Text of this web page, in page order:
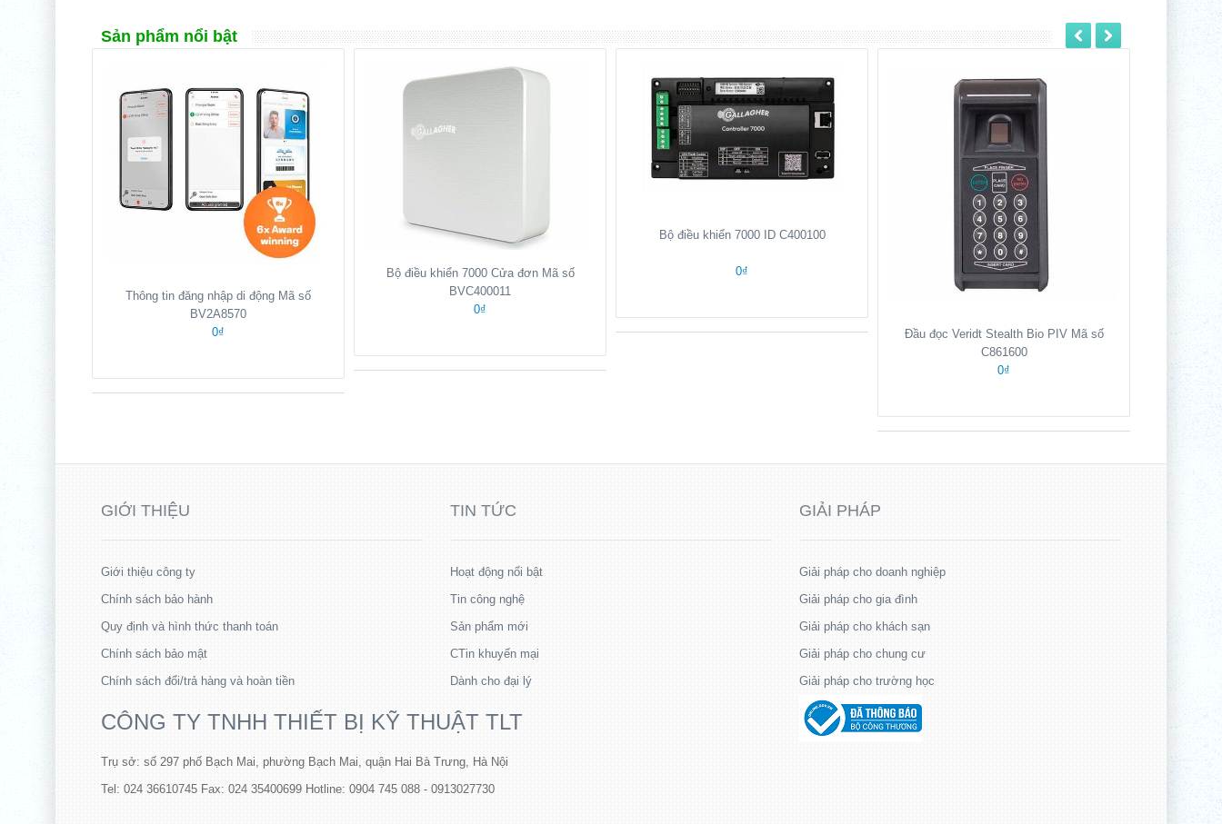
Sản phẩm nổi bật
Thông tin đăng nhập di động Mã số
BV2A8570
0₫
Bộ điều khiển 7000 Cửa đơn Mã số
BVC400011
0₫
Bộ điều khiển 7000 ID C400100
0₫
Đầu đọc Veridt Stealth Bio PIV Mã số
C861600
0₫
GIỚI THIỆU
Giới thiệu công ty
Chính sách bảo hành
Quy định và hình thức thanh toán
Chính sách bảo mật
Chính sách đổi/trả hàng và hoàn tiền
TIN TỨC
Hoạt động nổi bật
Tin công nghệ
Sản phẩm mới
CTin khuyến mại
Dành cho đại lý
GIẢI PHÁP
Giải pháp cho doanh nghiệp
Giải pháp cho gia đình
Giải pháp cho khách sạn
Giải pháp cho chung cư
Giải pháp cho trường học
CÔNG TY TNHH THIẾT BỊ KỸ THUẬT TLT
Trụ sở: số 297 phố Bạch Mai, phường Bạch Mai, quận Hai Bà Trưng, Hà Nội
Tel: 024 36610745 Fax: 024 35400699 Hotline: 0904 745 088 - 0913027730